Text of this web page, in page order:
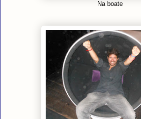
Na boate